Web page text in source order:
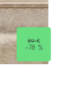
89 €
–78 %